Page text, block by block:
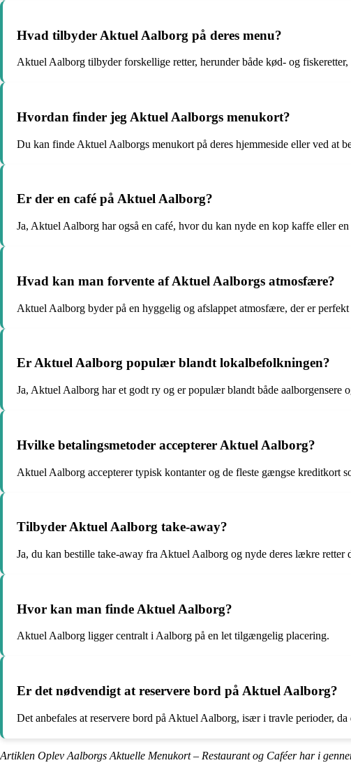
Hvad tilbyder Aktuel Aalborg på deres menu?
Aktuel Aalborg tilbyder forskellige retter, herunder både kød- og fiskeretter,
Hvordan finder jeg Aktuel Aalborgs menukort?
Du kan finde Aktuel Aalborgs menukort på deres hjemmeside eller ved at
Er der en café på Aktuel Aalborg?
Ja, Aktuel Aalborg har også en café, hvor du kan nyde en kop kaffe eller
Hvad kan man forvente af Aktuel Aalborgs atmosfære?
Aktuel Aalborg byder på en hyggelig og afslappet atmosfære, der er
Er Aktuel Aalborg populær blandt lokalbefolkningen?
Ja, Aktuel Aalborg har et godt ry og er populær blandt både aalborgensere
Hvilke betalingsmetoder accepterer Aktuel Aalborg?
Aktuel Aalborg accepterer typisk kontanter og de fleste gængse kreditkort
Tilbyder Aktuel Aalborg take-away?
Ja, du kan bestille take-away fra Aktuel Aalborg og nyde deres lækre retter
Hvor kan man finde Aktuel Aalborg?
Aktuel Aalborg ligger centralt i Aalborg på en let tilgængelig placering.
Er det nødvendigt at reservere bord på Aktuel Aalborg?
Det anbefales at reservere bord på Aktuel Aalborg, især i travle perioder,
Artiklen Oplev Aalborgs Aktuelle Menukort – Restaurant og Caféer har i